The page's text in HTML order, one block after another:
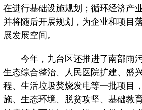
在进行基础设施规划；循环经济产
并将随后开展规划，为企业和项目
展发展空间。
今年，九台区还推进了南部雨
生态综合整治、人民医院扩建、盛
程、生活垃圾焚烧发电等一批项目
施、生态环境、脱贫攻坚、基础教